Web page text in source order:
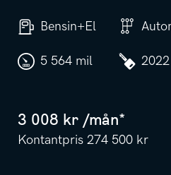
Bensin+El
5 564 mil 2022
3 008 kr /mån*
Kontantpris 274 500 kr